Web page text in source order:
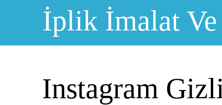
İplik İmalat Ve
Instagram